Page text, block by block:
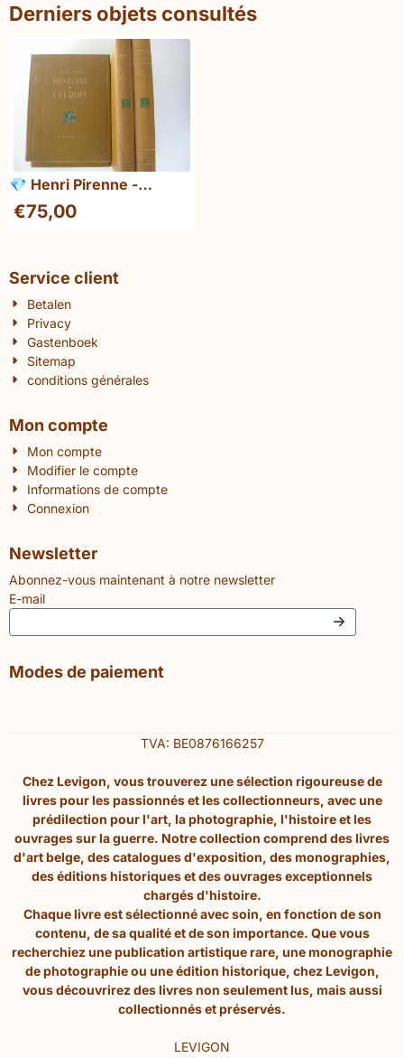
Derniers objets consultés
💎 Henri Pirenne -
Histoire de l’Europe (4
volumes) numéroté
€75,00
Service client
Betalen
Privacy
Gastenboek
Sitemap
conditions générales
Mon compte
Mon compte
Modifier le compte
Informations de compte
Connexion
Newsletter
Abonnez-vous maintenant à notre newsletter
E-mail
Modes de paiement
TVA: BE0876166257
Chez Levigon, vous trouverez une sélection rigoureuse de
livres pour les passionnés et les collectionneurs, avec une
prédilection pour l'art, la photographie, l'histoire et les
ouvrages sur la guerre. Notre collection comprend des livres
d'art belge, des catalogues d'exposition, des monographies,
des éditions historiques et des ouvrages exceptionnels
chargés d'histoire.
Chaque livre est sélectionné avec soin, en fonction de son
contenu, de sa qualité et de son importance. Que vous
recherchiez une publication artistique rare, une monographie
de photographie ou une édition historique, chez Levigon,
vous découvrirez des livres non seulement lus, mais aussi
collectionnés et préservés.
LEVIGON